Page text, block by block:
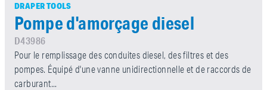
DRAPER TOOLS
Pompe d'amorçage diesel
D43986
Pour le remplissage des conduites diesel, des filtres et des
pompes. Équipé d'une vanne unidirectionnelle et de raccords de
carburant...